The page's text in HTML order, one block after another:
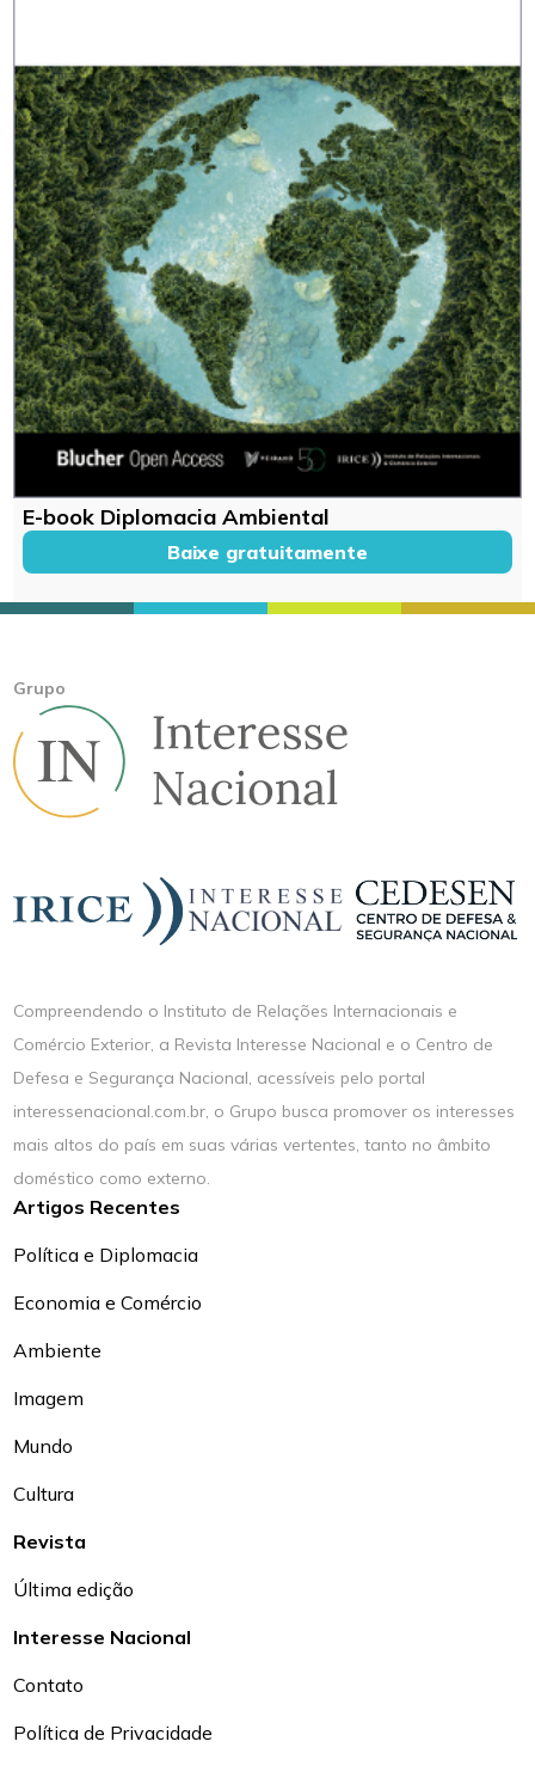
E-book Diplomacia Ambiental
Baixe gratuitamente
Grupo
Compreendendo o Instituto de Relações Internacionais e
Comércio Exterior, a Revista Interesse Nacional e o Centro de
Defesa e Segurança Nacional, acessíveis pelo portal
interessenacional.com.br, o Grupo busca promover os interesses
mais altos do país em suas várias vertentes, tanto no âmbito
doméstico como externo.
Artigos Recentes
Política e Diplomacia
Economia e Comércio
Ambiente
Imagem
Mundo
Cultura
Revista
Última edição
Interesse Nacional
Contato
Política de Privacidade